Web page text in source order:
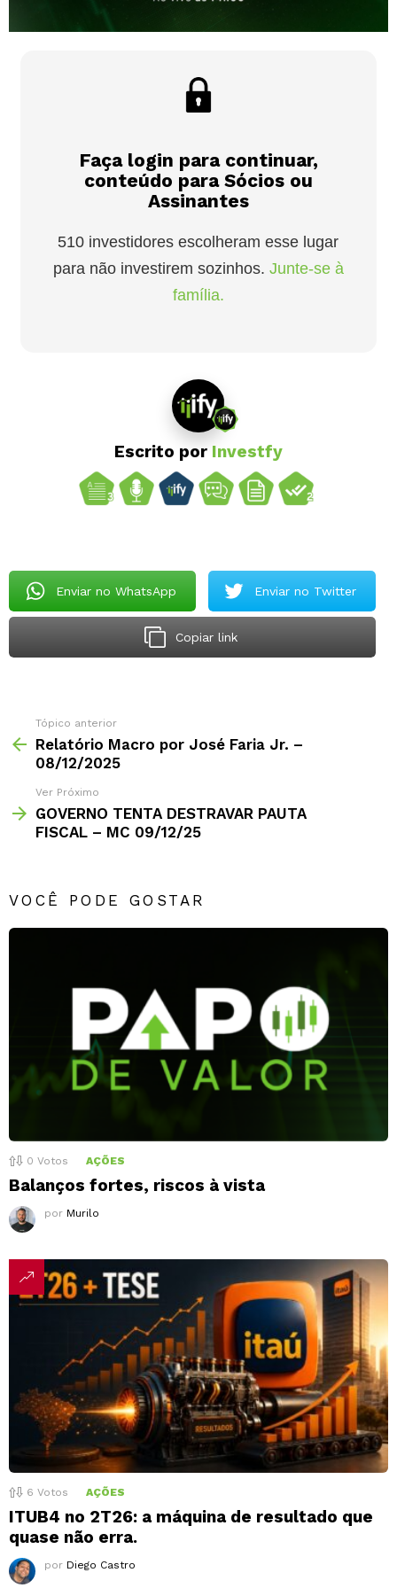
Faça login para continuar,
conteúdo para Sócios ou
Assinantes
510 investidores escolheram esse lugar
para não investirem sozinhos. Junte-se à
família.
Escrito por Investfy
Enviar no WhatsApp Enviar no Twitter
Copiar link
Tópico anterior
Relatório Macro por José Faria Jr. –
08/12/2025
Ver Próximo
GOVERNO TENTA DESTRAVAR PAUTA
FISCAL – MC 09/12/25
VOCÊ PODE GOSTAR
0 Votos AÇÕES
Balanços fortes, riscos à vista
por Murilo
6 Votos AÇÕES
ITUB4 no 2T26: a máquina de resultado que
quase não erra.
por Diego Castro